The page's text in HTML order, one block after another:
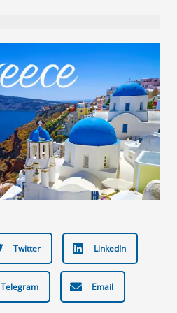
Twitter LinkedIn
Telegram Email